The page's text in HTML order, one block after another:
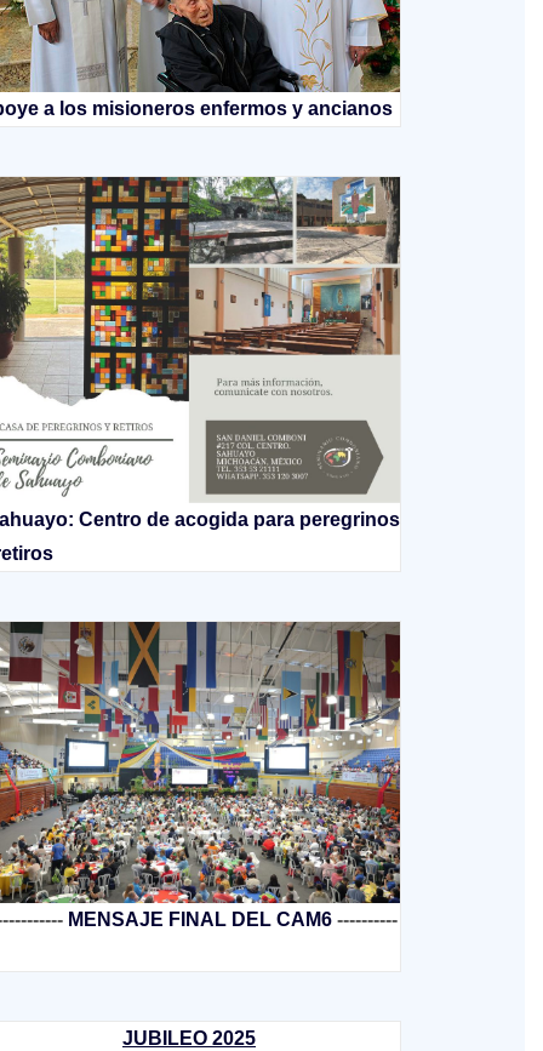
a los misioneros enfermos y ancianos
Centro de acogida para peregrinos
MENSAJE FINAL DEL CAM6 ----------
JUBILEO 2025